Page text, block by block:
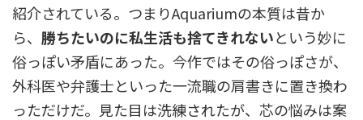
紹介されている。つまりAquariumの本質は昔か
ら、 勝ちたいのに私生活も捨てきれないという妙に
俗っぽい矛盾にあった。今作ではその俗っぽさが、
外科医や弁護士といった一流職の肩書きに置き換わ
っただけだ。見た目は洗練されたが、芯の悩みは案